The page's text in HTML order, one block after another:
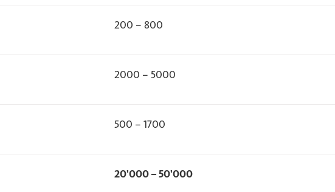
200 – 800
2000 – 5000
500 – 1700
20'000 – 50'000